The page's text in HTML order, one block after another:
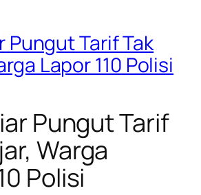
Pungut Tarif Tak
Lapor 110 Polisi
Pungut Tarif
Warga
Polisi